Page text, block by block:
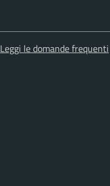
Leggi le domande frequenti